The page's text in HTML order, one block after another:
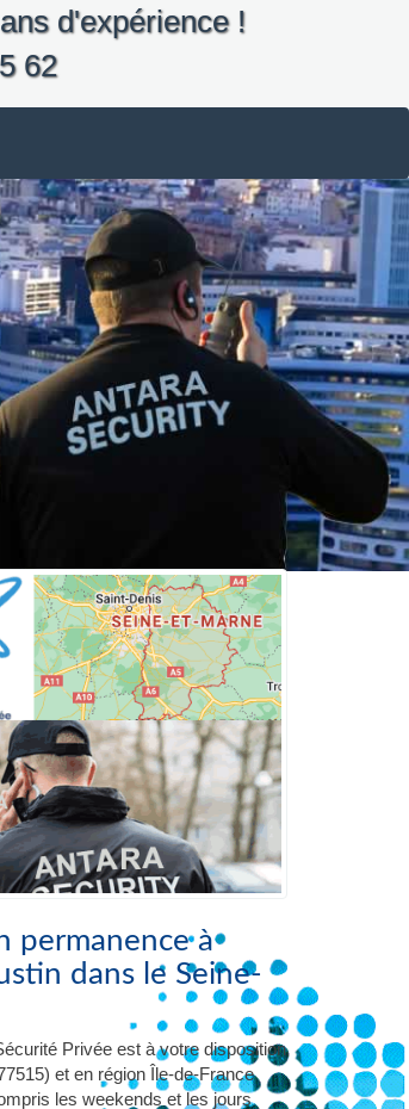
d'expérience !
62
permanence à
dans le Seine-
Privée est à votre disposition
et en région Île-de-France
les weekends et les jours